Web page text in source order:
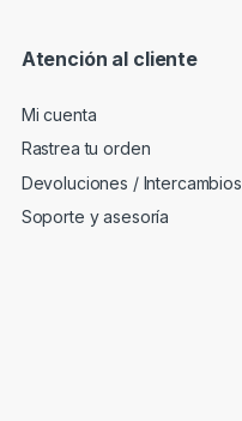
Atención al cliente
Mi cuenta
Rastrea tu orden
Devoluciones / Intercambios
Soporte y asesoría